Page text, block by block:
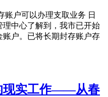
账户可以办理支取业务 日
中心了解到，我市已开始
户。已将长期封存账户存
现实工作——从春